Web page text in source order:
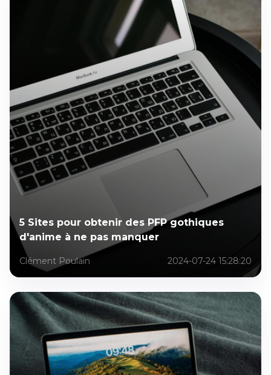
5 Sites pour obtenir des PFP gothiques
d'anime à ne pas manquer
Clément Poulain 2024-07-24 15:28:20